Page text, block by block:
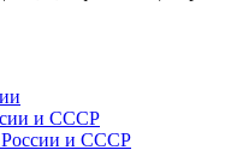
и СССР
России и СССР